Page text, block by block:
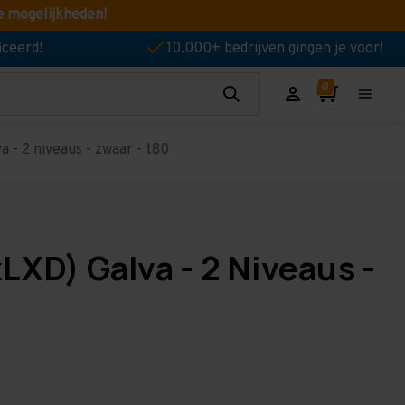
mogelijkheden!
10.000+ bedrijven gingen je voor!
- 2 niveaus - zwaar - t80
Galva - 2 Niveaus -